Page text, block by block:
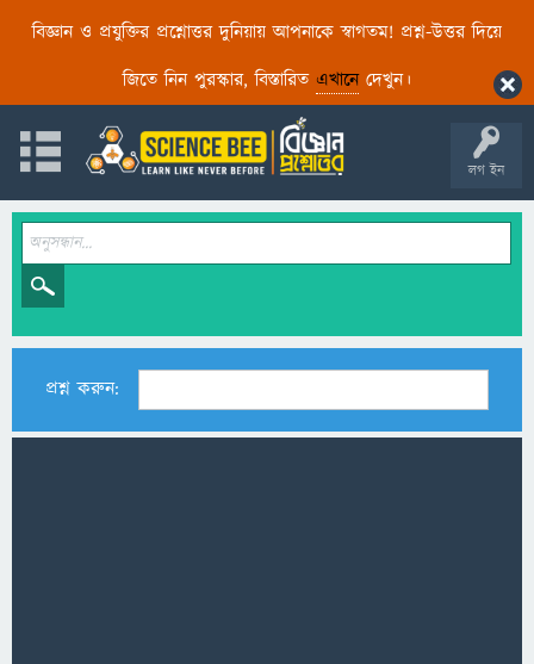
বিজ্ঞান ও প্রযুক্তির প্রশ্নোত্তর দুনিয়ায় আপনাকে স্বাগতম! প্রশ্ন-উত্তর দিয়ে
জিতে নিন পুরস্কার, বিস্তারিত এখানেদেখুন।
লগ ইন
প্রশ্ন করুন: